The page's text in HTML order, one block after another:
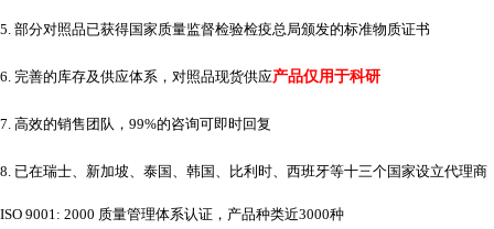
5. 部分对照品已获得国家质量监督检验检疫总局颁发的标准物质证书
6. 完善的库存及供应体系，对照品现货供应产品仅用于科研
7. 高效的销售团队，99%的咨询可即时回复
8. 已在瑞士、新加坡、泰国、韩国、比利时、西班牙等十三个国家设立代理商
ISO 9001: 2000 质量管理体系认证，产品种类近3000种